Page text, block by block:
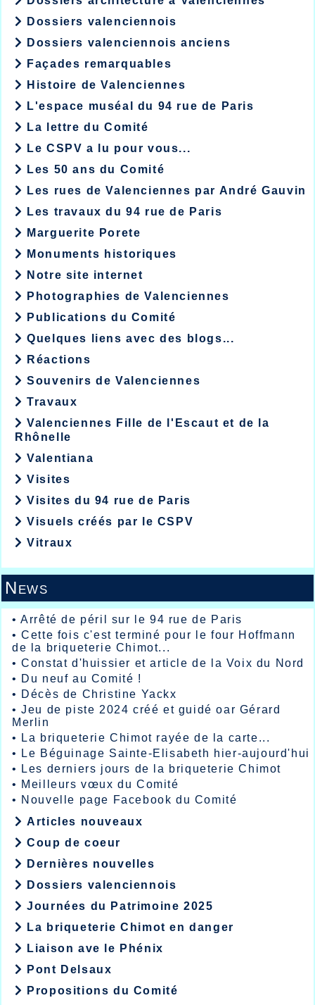
Dossiers valenciennois
Dossiers valenciennois anciens
Façades remarquables
Histoire de Valenciennes
L'espace muséal du 94 rue de Paris
La lettre du Comité
Le CSPV a lu pour vous...
Les 50 ans du Comité
Les rues de Valenciennes par André Gauvin
Les travaux du 94 rue de Paris
Marguerite Porete
Monuments historiques
Notre site internet
Photographies de Valenciennes
Publications du Comité
Quelques liens avec des blogs...
Réactions
Souvenirs de Valenciennes
Travaux
Valenciennes Fille de l'Escaut et de la
Rhônelle
Valentiana
Visites
Visites du 94 rue de Paris
Visuels créés par le CSPV
Vitraux
News
•Arrêté de péril sur le 94 rue de Paris
•Cette fois c'est terminé pour le four Hoffmann
de la briqueterie Chimot...
•Constat d'huissier et article de la Voix du Nord
• Du neuf au Comité !
• Décès de Christine Yackx
•Jeu de piste 2024 créé et guidé oar Gérard
Merlin
•
La briqueterie Chimot rayée de la carte...
•
Le Béguinage Sainte-Elisabeth hier-aujourd'hui
•
Les derniers jours de la briqueterie Chimot
• Meilleurs vœux du Comité
• Nouvelle page Facebook du Comité
Articles nouveaux
Coup de coeur
Dernières nouvelles
Dossiers valenciennois
Journées du Patrimoine 2025
La briqueterie Chimot en danger
Liaison ave le Phénix
Pont Delsaux
Propositions du Comité